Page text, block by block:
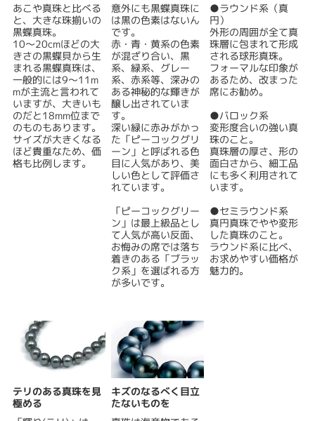
あこや真珠と比べる
と、大きな珠揃いの
黒蝶真珠。
10～20cmほどの大
きさの黒蝶貝から生
まれる黒蝶真珠は、
一般的には9～11m
mが主流と言われて
いますが、大きいも
のだと18mm位まで
のものもあります。
サイズが大きくなる
ほど貴重なため、価
格も比例します。
意外にも黒蝶真珠に
は黒の色素はないん
です。
赤・青・黄系の色素
が混ざり合い、黒
系、緑系、グレー
系、赤系等、深みの
ある神秘的な輝きが
醸し出されていま
す。
深い緑に赤みがかっ
た「ピーコックグリ
ーン」と呼ばれる色
目に人気があり、美
しい色として評価さ
れています。
「ピーコックグリー
ン」は最上級品とし
て人気が高い反面、
お悔みの席では落ち
着きのある「ブラッ
ク系」を選ばれる方
が多いです。
●ラウンド系（真
円）
外形の周囲が全て真
珠層に包まれて形成
される球形真珠。
フォーマルな印象が
あるため、改まった
席にお勧め。
●バロック系
変形度合いの強い真
珠のこと。
真珠層の厚さ、形の
面白さから、細工品
にも多く利用されて
います。
●セミラウンド系
真円真珠でやや変形
した真珠のこと。
ラウンド系に比べ、
お求めやすい価格が
魅力的。
テリのある真珠を見
極める
キズのなるべく目立
たないものを